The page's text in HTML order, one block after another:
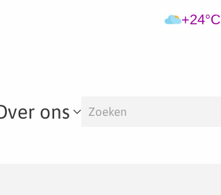
+24°C
ons